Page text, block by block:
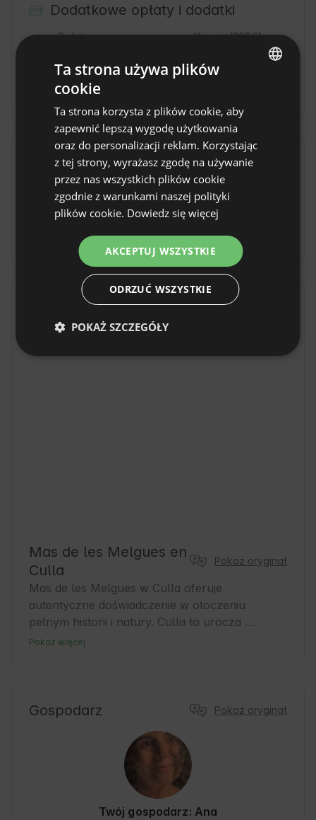
Dodatkowe opłaty i dodatki
Opłata za
Kaucja(200€)
Opłata za opał
(10€/dia)
Zasady obiektu
Godzina zameldowania: Od 16:00
Godzina wymeldowania: Do 11:00
Rezerwacja bezzwrotna
Lokalizacja
Culla, prowincja Valencia, Hiszpania
Mas de les Melgues en
Culla
Pokaż oryginał
Mas de les Melgues w Culla oferuje
autentyczne doświadczenie w otoczeniu
pełnym historii i natury. Culla to urocza
średniowieczna wioska w prowincji Walencja,
bogactwo kulturowe i przyrodnicze regionu.
lokalną gastronomią i gościnnością gospodarzy.
Ponadto Culla jest idealną bazą wypadową do
odkrywania górskich krajobrazów i wiejskiego
piękna Wspólnoty Walencji. 🍃
Pokaż więcej
Gospodarz Pokaż oryginał
Twój gospodarz: Ana
SPANISH
GERMAN
DUTCH
Ta strona używa plików
cookie
Ta strona korzysta z plików cookie, aby
zapewnić lepszą wygodę użytkowania
oraz do personalizacji reklam. Korzystając
z tej strony, wyrażasz zgodę na używanie
przez nas wszystkich plików cookie
zgodnie z warunkami naszej polityki
plików cookie. Dowiedz się więcej
AKCEPTUJ WSZYSTKIE
ODRZUĆ WSZYSTKIE
POKAŻ SZCZEGÓŁY